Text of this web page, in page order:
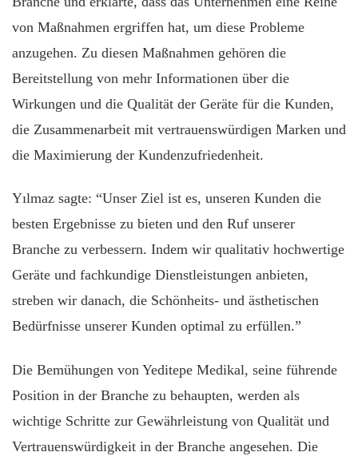
von Maßnahmen ergriffen hat, um diese Probleme
anzugehen. Zu diesen Maßnahmen gehören die
Bereitstellung von mehr Informationen über die
Wirkungen und die Qualität der Geräte für die Kunden,
die Zusammenarbeit mit vertrauenswürdigen Marken und
die Maximierung der Kundenzufriedenheit.
Yılmaz sagte: “Unser Ziel ist es, unseren Kunden die
besten Ergebnisse zu bieten und den Ruf unserer
Branche zu verbessern. Indem wir qualitativ hochwertige
Geräte und fachkundige Dienstleistungen anbieten,
streben wir danach, die Schönheits- und ästhetischen
Bedürfnisse unserer Kunden optimal zu erfüllen.”
Die Bemühungen von Yeditepe Medikal, seine führende
Position in der Branche zu behaupten, werden als
wichtige Schritte zur Gewährleistung von Qualität und
Vertrauenswürdigkeit in der Branche angesehen. Die